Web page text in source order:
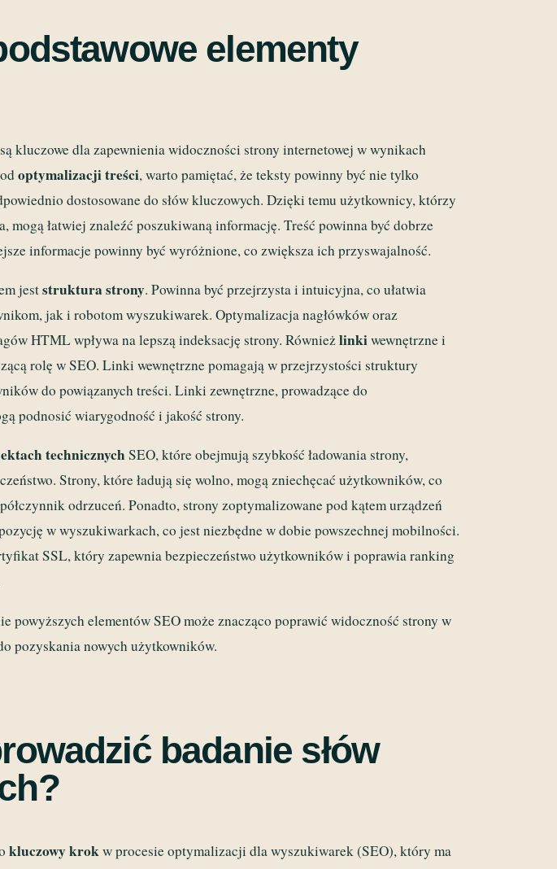
elementy
kluczowe dla zapewnienia widoczności strony internetowej w wynikach
optymalizacji treści, warto pamiętać, że teksty powinny być nie tylko
dostosowane do słów kluczowych. Dzięki temu użytkownicy, którzy
mogą łatwiej znaleźć poszukiwaną informację. Treść powinna być dobrze
informacje powinny być wyróżnione, co zwiększa ich przyswajalność.
jeststruktura strony. Powinna być przejrzysta i intuicyjna, co ułatwia
jak i robotom wyszukiwarek. Optymalizacja nagłówków oraz
HTML wpływa na lepszą indeksację strony. Równieżlinkiwewnętrzne i
rolę w SEO. Linki wewnętrzne pomagają w przejrzystości struktury
do powiązanych treści. Linki zewnętrzne, prowadzące do
podnosić wiarygodność i jakość strony.
technicznych SEO, które obejmują szybkość ładowania strony,
Strony, które ładują się wolno, mogą zniechęcać użytkowników, co
odrzuceń. Ponadto, strony zoptymalizowane pod kątem urządzeń
w wyszukiwarkach, co jest niezbędne w dobie powszechnej mobilności.
SSL, który zapewnia bezpieczeństwo użytkowników i poprawia ranking
powyższych elementów SEO może znacząco poprawić widoczność strony w
pozyskania nowych użytkowników.
badanie słów
kluczowy krokw procesie optymalizacji dla wyszukiwarek (SEO), który ma